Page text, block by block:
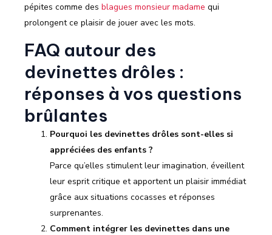
pépites comme des blagues monsieur madame qui
prolongent ce plaisir de jouer avec les mots.
FAQ autour des
devinettes drôles :
réponses à vos questions
brûlantes
Pourquoi les devinettes drôles sont-elles si
appréciées des enfants ?
Parce qu’elles stimulent leur imagination, éveillent
leur esprit critique et apportent un plaisir immédiat
grâce aux situations cocasses et réponses
surprenantes.
Comment intégrer les devinettes dans une